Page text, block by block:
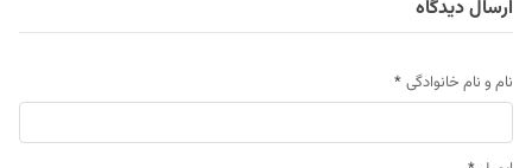
ارسال دیدگاه
نام و نام خانوادگی *